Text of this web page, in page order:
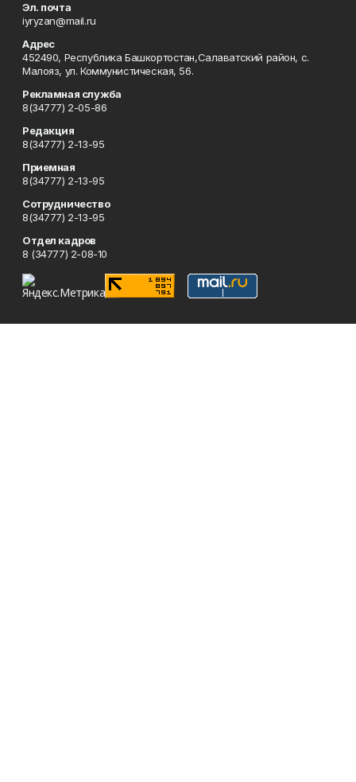
Эл. почта
iyryzan@mail.ru
Адрес
452490, Республика Башкортостан,Салаватский район, с.
Малояз, ул. Коммунистическая, 56.
Рекламная служба
8(34777) 2-05-86
Редакция
8(34777) 2-13-95
Приемная
8(34777) 2-13-95
Сотрудничество
8(34777) 2-13-95
Отдел кадров
8 (34777) 2-08-10